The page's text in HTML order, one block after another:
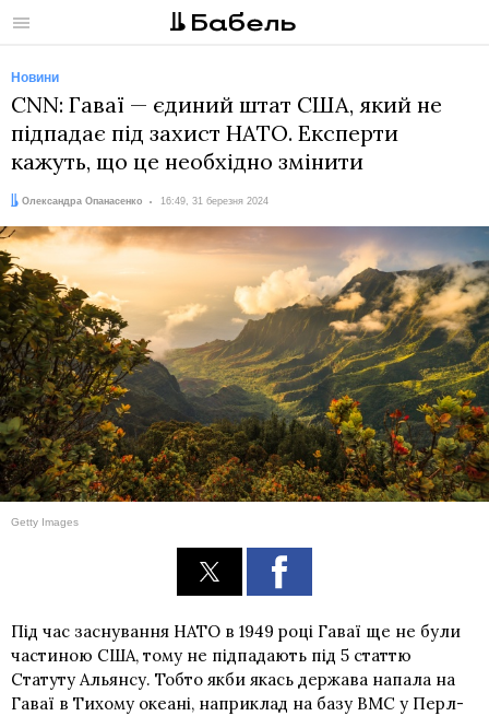
Меню
Новини
CNN: Гаваї — єдиний штат США, який не
підпадає під захист НАТО. Експерти
кажуть, що це необхідно змінити
Автор:
Олександра Опанасенко
Дата: 16:49, 31 березня 2024
Getty Images
Під час заснування НАТО в 1949 році Гаваї ще не були
частиною США, тому не підпадають під 5 статтю
Статуту Альянсу. Тобто якби якась держава напала на
Гаваї в Тихому океані, наприклад на базу ВМС у Перл-